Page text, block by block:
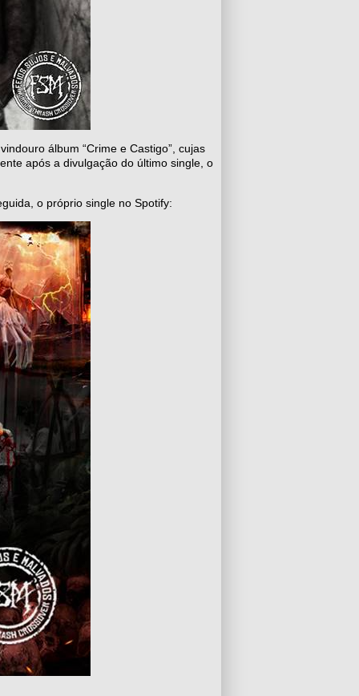
álbum “Crime e Castigo”, cujas
após a divulgação do último single, o
o próprio single no Spotify: